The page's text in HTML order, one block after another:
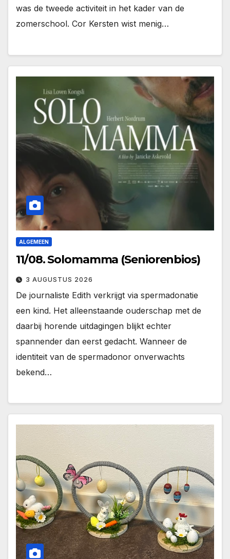
was de tweede activiteit in het kader van de
zomerschool. Cor Kersten wist menig…
ALGEMEEN
11/08. Solomamma (Seniorenbios)
3 AUGUSTUS 2026
De journaliste Edith verkrijgt via spermadonatie
een kind. Het alleenstaande ouderschap met de
daarbij horende uitdagingen blijkt echter
spannender dan eerst gedacht. Wanneer de
identiteit van de spermadonor onverwachts
bekend…